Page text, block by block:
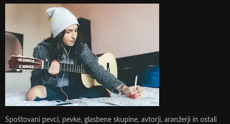
Spoštovani pevci, pevke, glasbene skupine, avtorji, aranžerji in ostali